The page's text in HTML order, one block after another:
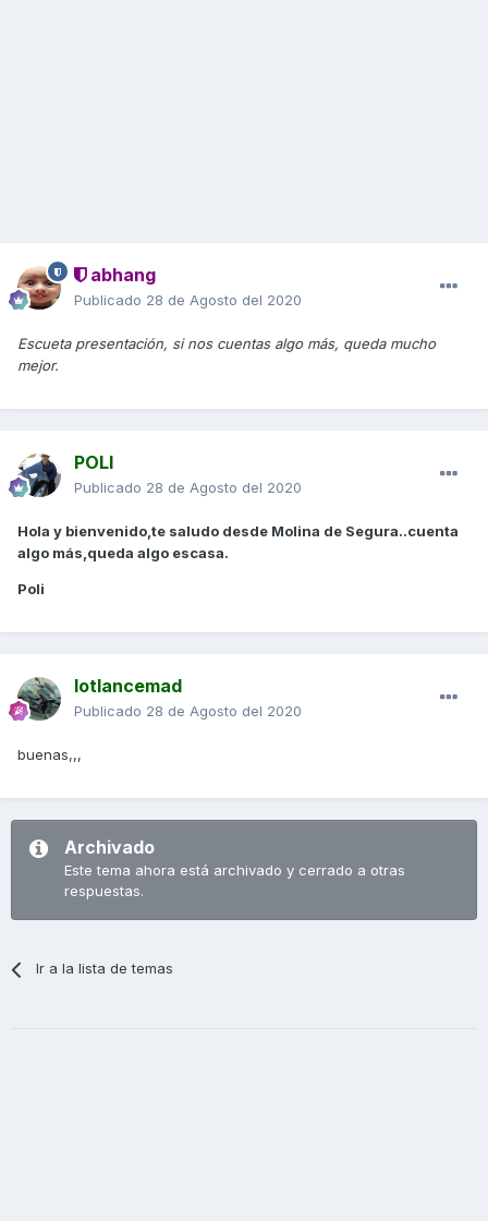
abhang
Publicado 28 de Agosto del 2020
Escueta presentación, si nos cuentas algo más, queda mucho
mejor.
POLI
Publicado 28 de Agosto del 2020
Hola y bienvenido,te saludo desde Molina de Segura..cuenta
algo más,queda algo escasa.
Poli
lotlancemad
Publicado 28 de Agosto del 2020
buenas,,,
Archivado
Este tema ahora está archivado y cerrado a otras
respuestas.
Ir a la lista de temas